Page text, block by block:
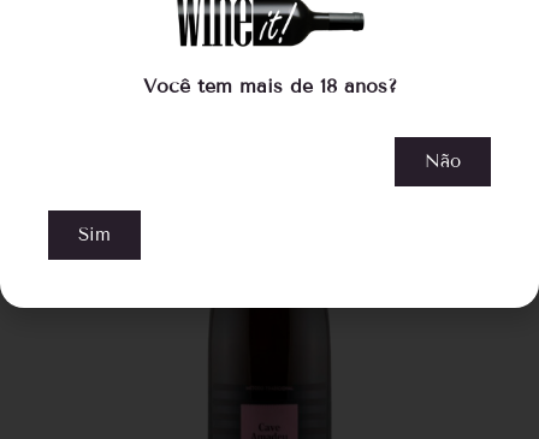
Você tem mais de 18 anos?
Não
Sim